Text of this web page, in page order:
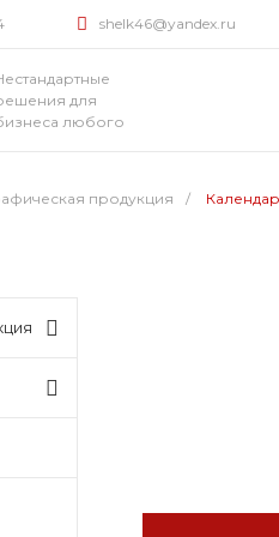
shelk46@yandex.ru
для
любого
продукция /